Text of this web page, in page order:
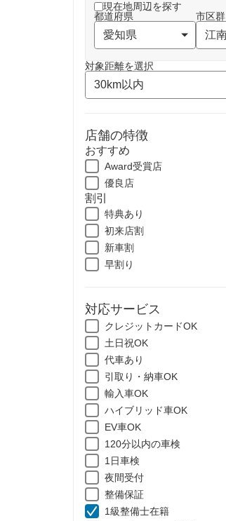
現在地周辺を探す
都道府県
市区群
対象距離を選択
店舗の特徴
おすすめ
Award受賞店
優良店
割引
特典あり
初来店割
新車割
早割り
対応サービス
クレジットカードOK
土日祝OK
代車あり
引取り・納車OK
輸入車OK
ハイブリッド車OK
EV車OK
120分以内の車検
1日車検
夜間受付
整備保証
1級整備士在籍